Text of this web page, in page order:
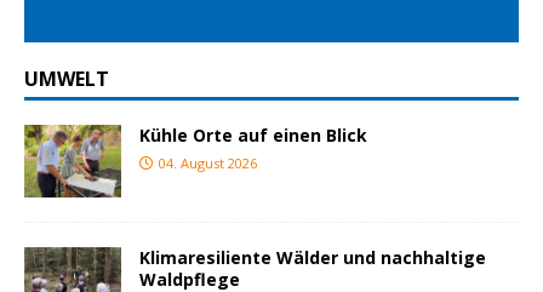
UMWELT
Kühle Orte auf einen Blick
04. August 2026
Klimaresiliente Wälder und nachhaltige
Waldpflege